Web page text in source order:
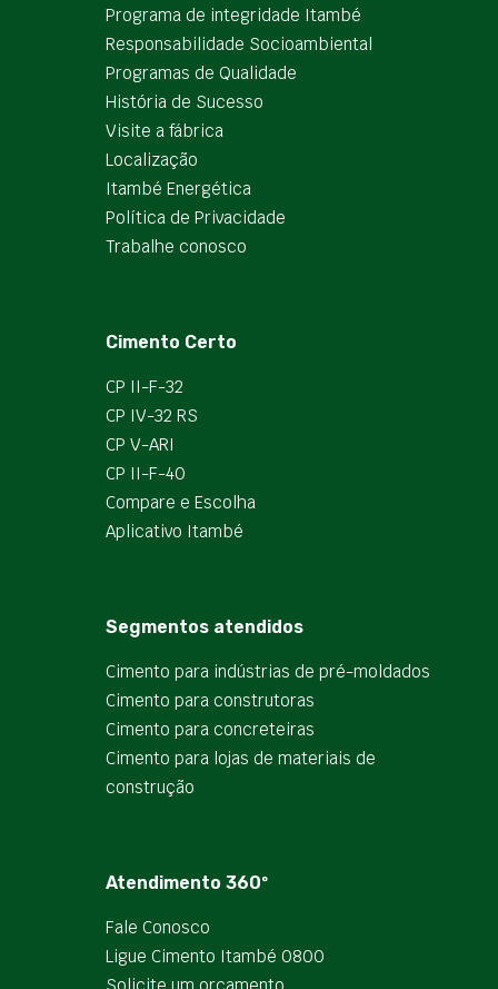
Programa de integridade Itambé
Responsabilidade Socioambiental
Programas de Qualidade
História de Sucesso
Visite a fábrica
Localização
Itambé Energética
Política de Privacidade
Trabalhe conosco
Cimento Certo
CP II-F-32
CP IV-32 RS
CP V-ARI
CP II-F-40
Compare e Escolha
Aplicativo Itambé
Segmentos atendidos
Cimento para indústrias de pré-moldados
Cimento para construtoras
Cimento para concreteiras
Cimento para lojas de materiais de
construção
Atendimento 360º
Fale Conosco
Ligue Cimento Itambé 0800